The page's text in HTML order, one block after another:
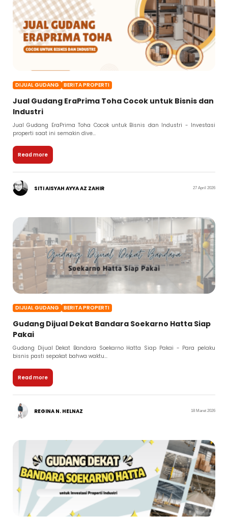
DIJUAL GUDANG BERITA PROPERTI
Jual Gudang EraPrima Toha Cocok untuk Bisnis dan
Industri
Jual Gudang EraPrima Toha Cocok untuk Bisnis dan Industri - Investasi
properti saat ini semakin dive...
Read more
SITI AISYAH AYYA AZ ZAHIR 27 April 2026
DIJUAL GUDANG BERITA PROPERTI
Gudang Dijual Dekat Bandara Soekarno Hatta Siap
Pakai
Gudang Dijual Dekat Bandara Soekarno Hatta Siap Pakai - Para pelaku
bisnis pasti sepakat bahwa waktu...
Read more
REGINA N. HELNAZ 18 Maret 2026